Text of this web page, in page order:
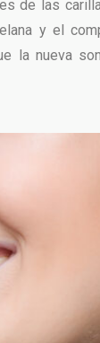
de las
y el
la nueva